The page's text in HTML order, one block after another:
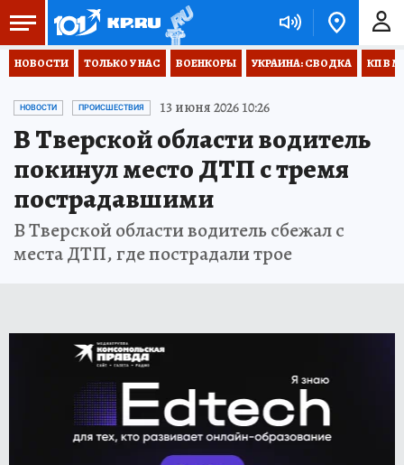
НОВОСТИ ТОЛЬКО У НАС ВОЕНКОРЫ УКРАИНА: СВОДКА КП В
НОВОСТИ ПРОИСШЕСТВИЯ 13 июня 2026 10:26
В Тверской области водитель
покинул место ДТП с тремя
пострадавшими
В Тверской области водитель сбежал с
места ДТП, где пострадали трое